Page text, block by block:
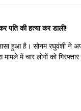
पति की हत्या कर डाली!
हुआ है। सोनम रघुवंशी ने
में चार लोगों को